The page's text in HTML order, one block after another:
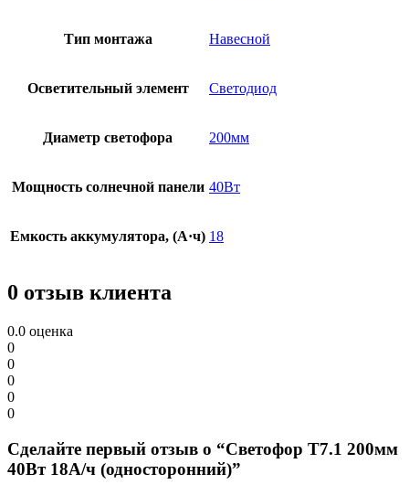
Тип монтажа Навесной
Осветительный элемент Светодиод
Диаметр светофора 200мм
Мощность солнечной панели 40Вт
Емкость аккумулятора, (А·ч) 18
0 отзыв клиента
0.0 оценка
0
0
0
0
0
Сделайте первый отзыв о “Светофор Т7.1 200мм
40Вт 18А/ч (односторонний)”